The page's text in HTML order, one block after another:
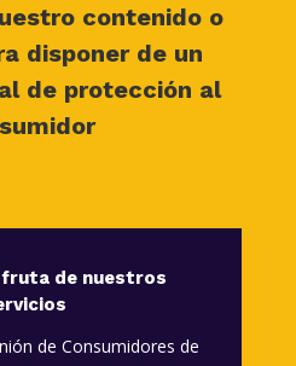
contenido o
disponer de un
de protección al
de nuestros
de Consumidores de